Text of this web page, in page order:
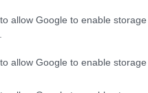
allow Google to enable
allow Google to enable